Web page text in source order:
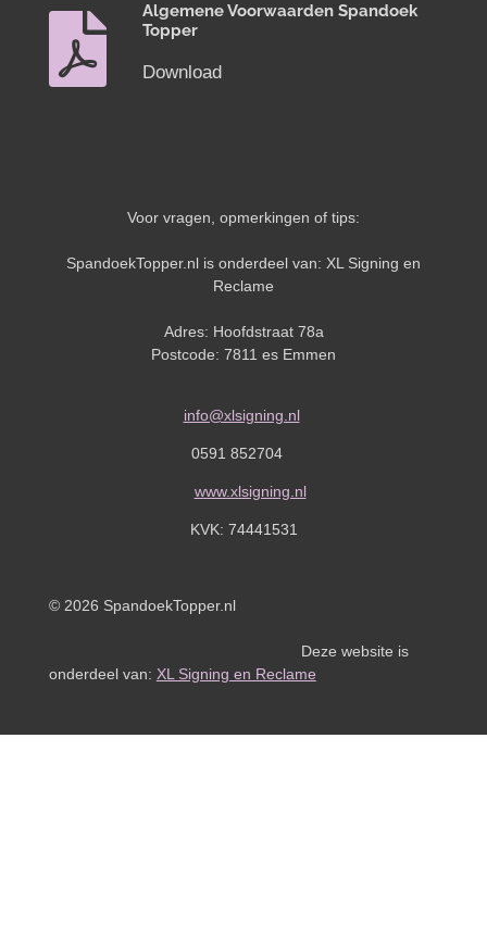
Algemene Voorwaarden Spandoek
Topper
Download
Voor vragen, opmerkingen of tips:
SpandoekTopper.nl is onderdeel van: XL Signing en
Reclame
Adres: Hoofdstraat 78a
Postcode: 7811 es Emmen
info@xlsigning.nl
0591 852704
www.xlsigning.nl
KVK: 74441531
© 2026 SpandoekTopper.nl
Deze website is
onderdeel van: XL Signing en Reclame